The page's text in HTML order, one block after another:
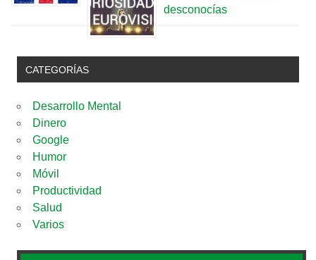
desconocías
CATEGORÍAS
Desarrollo Mental
Dinero
Google
Humor
Móvil
Productividad
Salud
Varios